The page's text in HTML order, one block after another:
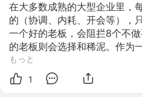
在大多数成熟的大型企业里，
的（协调、内耗、开会等），
一个好的老板，会阻拦8个不
的老板则会选择和稀泥。作为
もっと
1